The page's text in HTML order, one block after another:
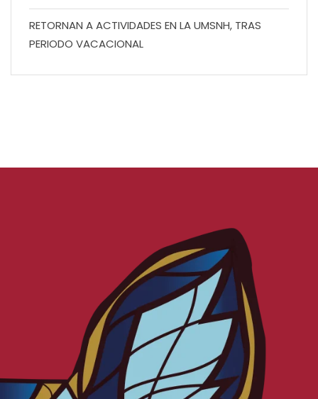
RETORNAN A ACTIVIDADES EN LA UMSNH, TRAS
PERIODO VACACIONAL